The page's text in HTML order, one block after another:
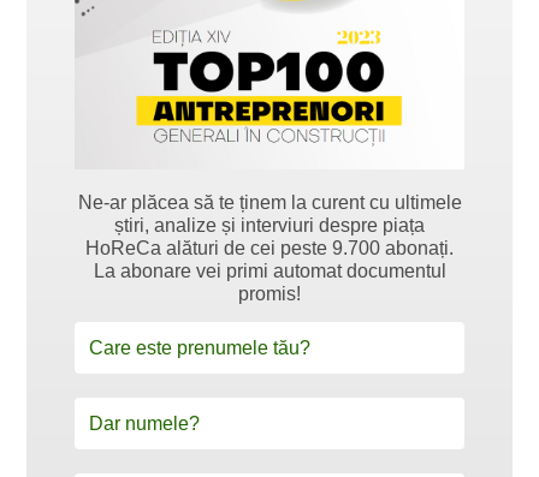
Ne-ar plăcea să te ținem la curent cu ultimele
știri, analize și interviuri despre piața
HoReCa alături de cei peste 9.700 abonați.
La abonare vei primi automat documentul
promis!